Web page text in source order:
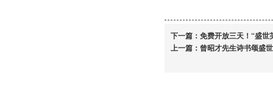
下一篇： 免费开放三天！“盛世
上一篇： 曾昭才先生诗书颂盛世